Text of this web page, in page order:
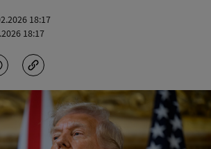
18:17
18:17